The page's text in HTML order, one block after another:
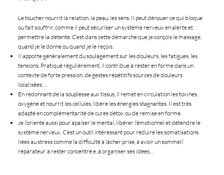
Le toucher nourrit la relation, la peau, les sens. Il peut dénouer ce qui bloque
ou fait souffrir, comme il peut sécuriser un système nerveux en alerte et
permettre la détente. C’est dans cette démarche que je conçois le massage,
quand je le donne ou quand je le reçois.
Il apporte généralement du soulagement sur les douleurs, les fatigues, les
tensions. Pratiqué régulièrement, il contribue à rester en forme dans un
contexte de forte pression, de gestes répétitifs sources de douleurs
localisées, …
En redonnant de la souplesse aux tissus, il remet en circulation les toxines,
oxygène et nourrit les cellules, libère les énergies stagnantes. Il est très
adapté en complémentarité de cures détox ou de remise en forme.
Je l’oriente aussi pour apaiser le mental, libérer l’émotionnel et détendre le
système nerveux. C’est un outil intéressant pour réduire les somatisations
liées au stress comme la difficulté à lâcher prise, à avoir un sommeil
réparateur, à rester concentré.e, à organiser ses idées…